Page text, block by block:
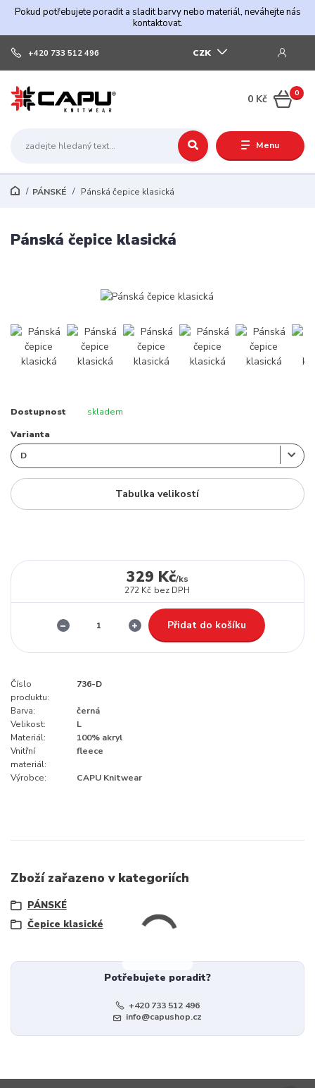
Pokud potřebujete poradit a sladit barvy nebo materiál, neváhejte nás
kontaktovat.
Menu
CZK
+420 733 512 496
0
0 Kč
PÁNSKÉ Pánská čepice klasická
Pánská čepice klasická
Dostupnost skladem
Varianta
Tabulka velikostí
329 Kč/ks
272 Kč bez DPH
Přidat do košíku
Číslo
produktu:
736-D
Barva:
černá
Velikost:
L
Materiál:
100% akryl
Vnitřní
materiál:
fleece
Výrobce: CAPU Knitwear
Zboží zařazeno v kategoriích
PÁNSKÉ
Čepice klasické
Potřebujete poradit?
+420 733 512 496
info@capushop.cz